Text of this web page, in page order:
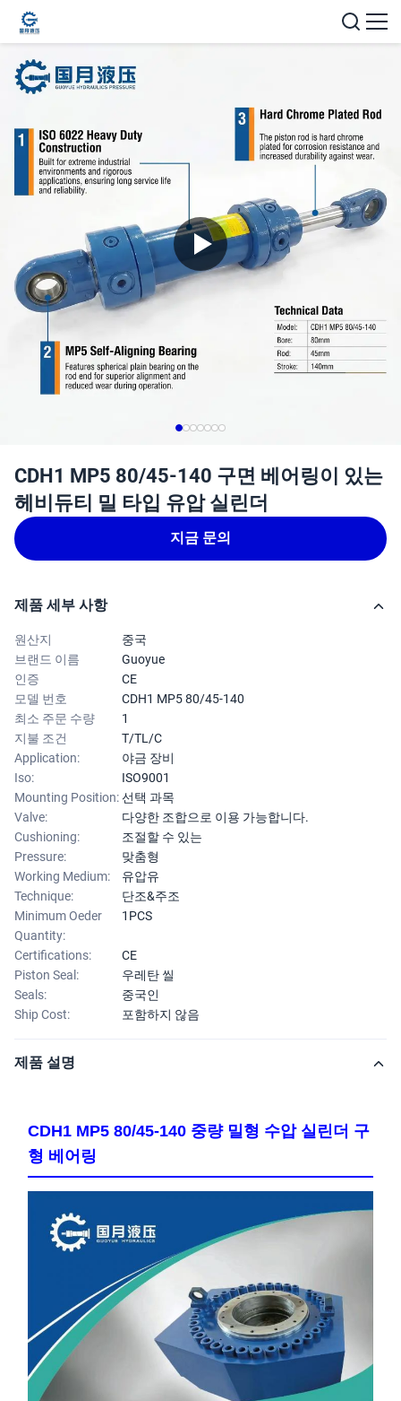
CDH1 MP5 80/45-140 구면 베어링이 있는
헤비듀티 밀 타입 유압 실린더
지금 문의
제품 세부 사항
원산지
중국
브랜드 이름
Guoyue
인증
CE
모델 번호
CDH1 MP5 80/45-140
최소 주문 수량
1
지불 조건
T/TL/C
Application:
야금 장비
Iso:
ISO9001
Mounting Position:선택 과목
Valve:
다양한 조합으로 이용 가능합니다.
Cushioning:
조절할 수 있는
Pressure:
맞춤형
Working Medium:
유압유
Technique:
단조&주조
Minimum Oeder
Quantity:
1PCS
Certifications:
CE
Piston Seal:
우레탄 씰
Seals:
중국인
Ship Cost:
포함하지 않음
제품 설명
CDH1 MP5 80/45-140 중량 밀형 수압 실린더 구
형 베어링